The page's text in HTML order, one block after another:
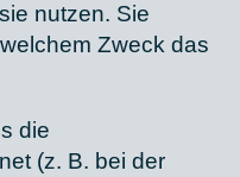
nutzen. Sie
Zweck das
die
(z. B. bei der